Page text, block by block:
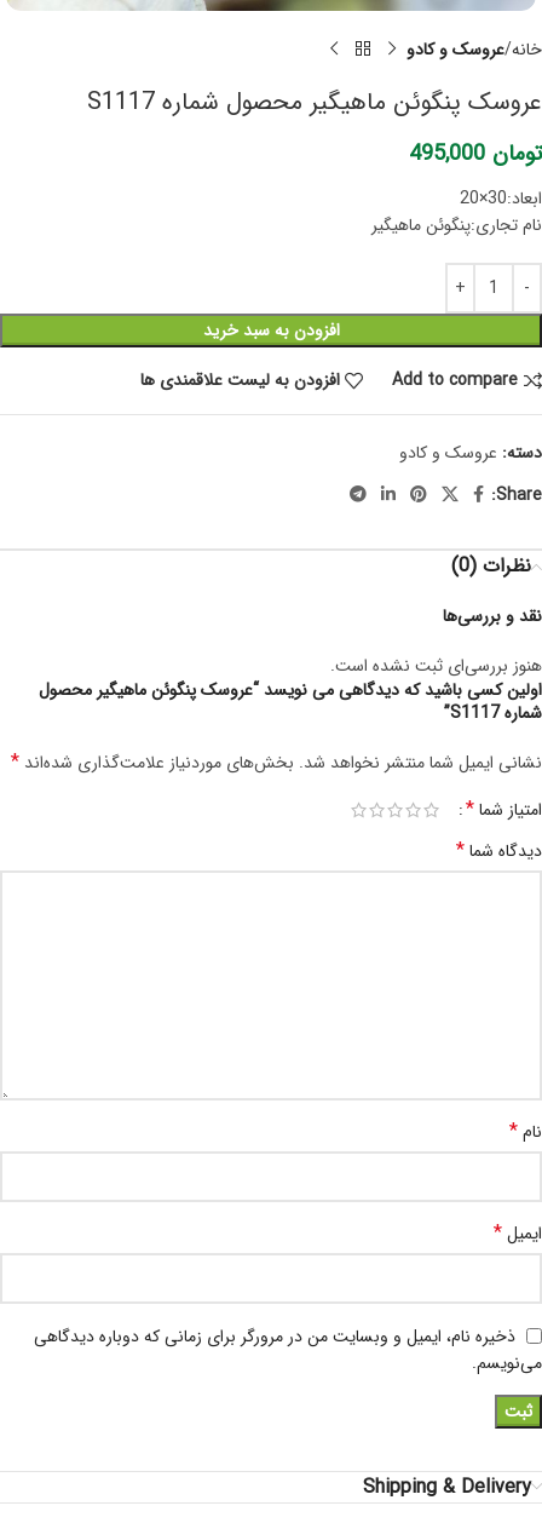
خانه عروسک و کادو
عروسک پنگوئن ماهیگیر محصول شماره S1117
تومان
ابعاد:30×20
نام تجاری:پنگوئن ماهیگیر
افزودن به سبد خرید
Add to compare
افزودن به لیست علاقمندی ها
دسته: عروسک و کادو
Share:
نظرات (0)
نقد و بررسی‌ها
هنوز بررسی‌ای ثبت نشده است.
اولین کسی باشید که دیدگاهی می نویسد “عروسک پنگوئن ماهیگیر محصول
شماره S1117”
نشانی ایمیل شما منتشر نخواهد شد. بخش‌های موردنیاز علامت‌گذاری شده‌اند *
امتیاز شما*
دیدگاه شما*
نام*
ایمیل*
ذخیره نام، ایمیل و وبسایت من در مرورگر برای زمانی که دوباره دیدگاهی
می‌نویسم.
Shipping & Delivery